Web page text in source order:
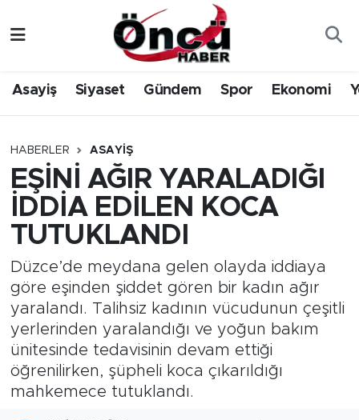
Asayiş Siyaset Gündem Spor Ekonomi
HABERLER ASAYIŞ
EŞİNİ AĞIR YARALADIĞI
İDDİA EDİLEN KOCA
TUTUKLANDI
Düzce’de meydana gelen olayda iddiaya
göre eşinden şiddet gören bir kadın ağır
yaralandı. Talihsiz kadının vücudunun çeşitli
yerlerinden yaralandığı ve yoğun bakım
ünitesinde tedavisinin devam ettiği
öğrenilirken, şüpheli koca çıkarıldığı
mahkemece tutuklandı.
Gündem
Sağlık & Çevre
Spor
Siyaset
Yerel Haber
Öncü Radyo Dinle
Öncü TV İzle
Düzce Nöbetçi Eczaneler
Düzce Hava Durumu
Düzce Namaz Vakitleri
Düzce Trafik Yoğunluk Haritası
Süper Lig Puan Durumu ve Fikstür
Tüm Manşetler
Son Dakika Haberleri
Haber Arşivi